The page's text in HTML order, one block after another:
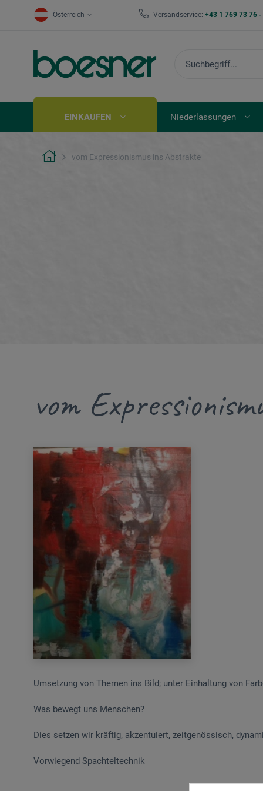
Österreich Versandservice: +43 1 769 73 76
EINKAUFEN Niederlassungen
vom Expressionismus ins Abstrakte
vom
Umsetzung von Themen ins Bild; unter Einhaltung von
Was bewegt uns Menschen?
Dies setzen wir kräftig, akzentuiert, zeitgenössisch,
Vorwiegend Spachteltechnik